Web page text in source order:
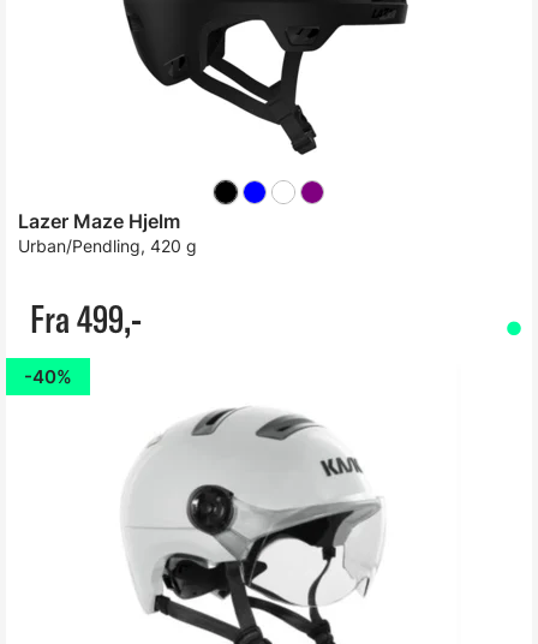
Lazer Maze Hjelm
Urban/Pendling, 420 g
Fra 499,-
40%